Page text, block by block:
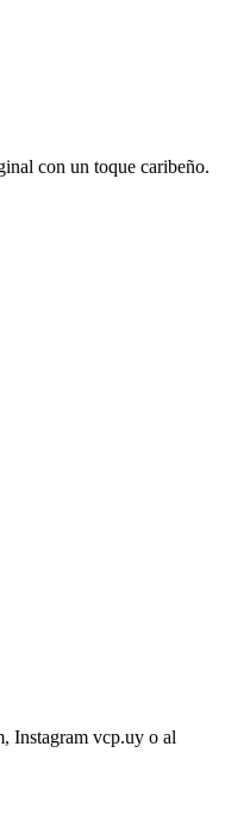
con un toque caribeño.
Instagram vcp.uy o al